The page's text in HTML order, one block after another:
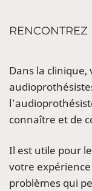
RENCONTREZ
Dans la
connaître et de
Il est utile pour
votre
problèmes qui